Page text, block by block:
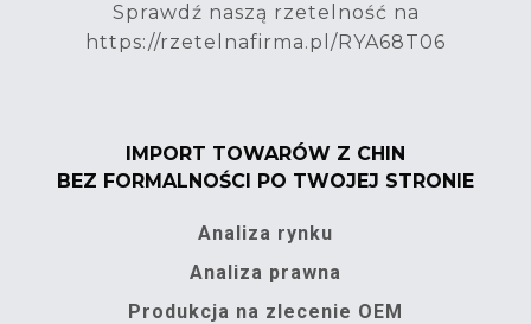
Sprawdź naszą rzetelność na
https://rzetelnafirma.pl/RYA68T06
IMPORT TOWARÓW Z CHIN
BEZ FORMALNOŚCI PO TWOJEJ STRONIE
Analiza rynku
Analiza prawna
Produkcja na zlecenie OEM